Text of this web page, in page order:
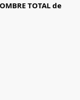
TOTAL de